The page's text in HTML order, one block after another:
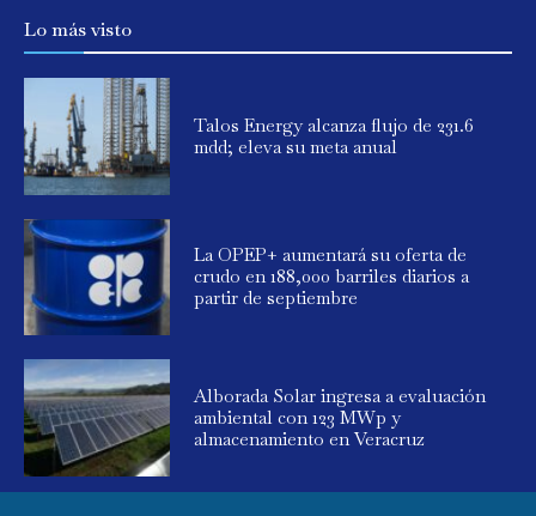
Lo más visto
Talos Energy alcanza flujo de 231.6
mdd; eleva su meta anual
La OPEP+ aumentará su oferta de
crudo en 188,000 barriles diarios a
partir de septiembre
Alborada Solar ingresa a evaluación
ambiental con 123 MWp y
almacenamiento en Veracruz